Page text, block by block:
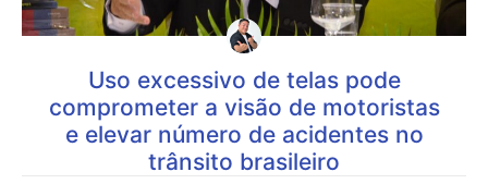
Uso excessivo de telas pode
comprometer a visão de motoristas
e elevar número de acidentes no
trânsito brasileiro